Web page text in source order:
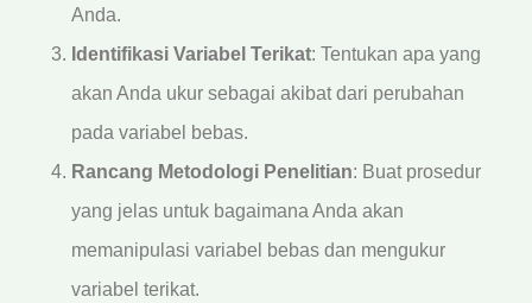
Anda.
Identifikasi Variabel Terikat: Tentukan apa yang
akan Anda ukur sebagai akibat dari perubahan
pada variabel bebas.
Rancang Metodologi Penelitian: Buat prosedur
yang jelas untuk bagaimana Anda akan
memanipulasi variabel bebas dan mengukur
variabel terikat.